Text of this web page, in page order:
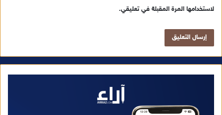
لاستخدامها المرة المقبلة في تعليقي.